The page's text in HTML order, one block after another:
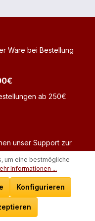
Ware bei Bestellung
ab 250€
unser Support zur
beraten wir Sie
um eine bestmögliche
Informationen ...
Konfigurieren